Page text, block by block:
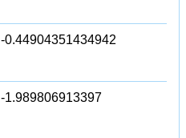
-0.44904351434942
-1.989806913397